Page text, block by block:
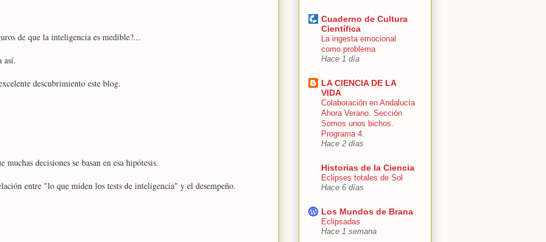
de que la inteligencia es medible?...
así.
descubrimiento este blog.
muchas decisiones se basan en esa hipótesis.
entre "lo que miden los tests de inteligencia" y el desempeño.
Cuaderno de Cultura
Científica
La ingesta emocional
como problema
Hace 1 día
LA CIENCIA DE LA
VIDA
Colaboración en Andalucía
Ahora Verano. Sección
Somos unos bichos.
Programa 4.
Hace 2 días
Historias de la Ciencia
Eclipses totales de Sol
Hace 6 días
Los Mundos de Brana
Eclipsadas
Hace 1 semana